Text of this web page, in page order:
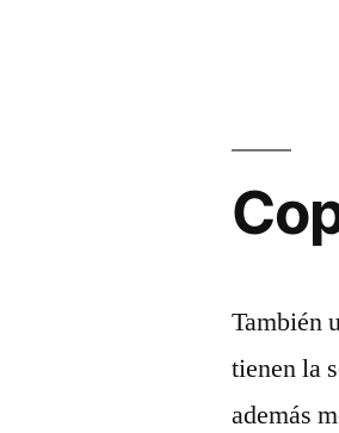
También
tienen la
además